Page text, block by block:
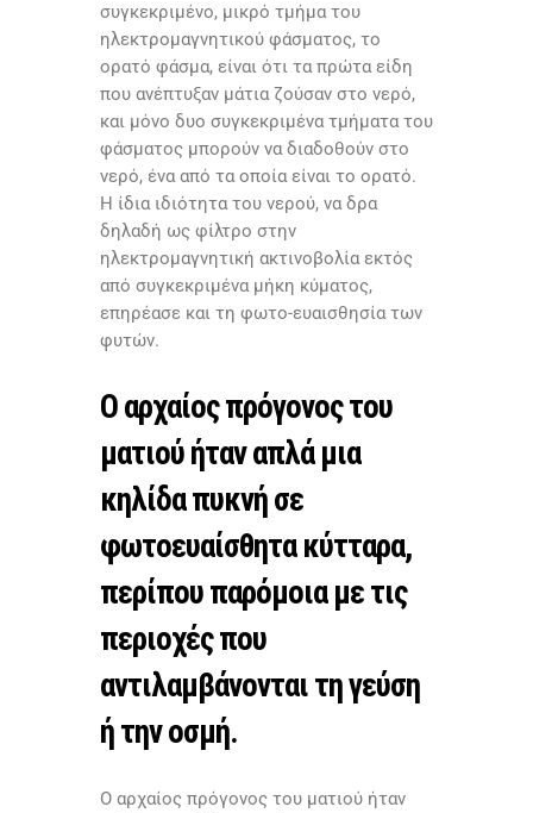
συγκεκριμένο, μικρό τμήμα του
ηλεκτρομαγνητικού φάσματος, το
ορατό φάσμα, είναι ότι τα πρώτα είδη
που ανέπτυξαν μάτια ζούσαν στο νερό,
και μόνο δυο συγκεκριμένα τμήματα του
φάσματος μπορούν να διαδοθούν στο
νερό, ένα από τα οποία είναι το ορατό.
Η ίδια ιδιότητα του νερού, να δρα
δηλαδή ως φίλτρο στην
ηλεκτρομαγνητική ακτινοβολία εκτός
από συγκεκριμένα μήκη κύματος,
επηρέασε και τη φωτο-ευαισθησία των
φυτών.
Ο αρχαίος πρόγονος του
ματιού ήταν απλά μια
κηλίδα πυκνή σε
φωτοευαίσθητα κύτταρα,
περίπου παρόμοια με τις
περιοχές που
αντιλαμβάνονται τη γεύση
ή την οσμή.
Ο αρχαίος πρόγονος του ματιού ήταν